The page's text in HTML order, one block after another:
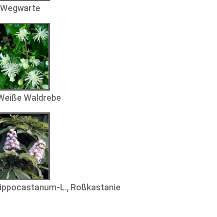
Waldrebe
L., Roßkastanie